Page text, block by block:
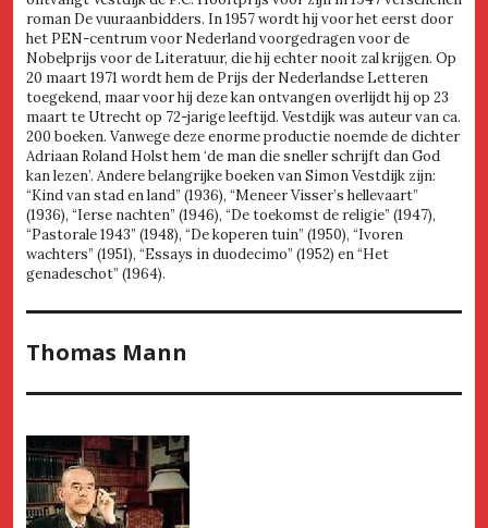
roman De vuuraanbidders. In 1957 wordt hij voor het eerst door
het PEN-centrum voor Nederland voorgedragen voor de
Nobelprijs voor de Literatuur, die hij echter nooit zal krijgen. Op
20 maart 1971 wordt hem de Prijs der Nederlandse Letteren
toegekend, maar voor hij deze kan ontvangen overlijdt hij op 23
maart te Utrecht op 72-jarige leeftijd. Vestdijk was auteur van ca.
200 boeken. Vanwege deze enorme productie noemde de dichter
Adriaan Roland Holst hem ‘de man die sneller schrijft dan God
kan lezen’. Andere belangrijke boeken van Simon Vestdijk zijn:
“Kind van stad en land” (1936), “Meneer Visser’s hellevaart”
(1936), “Ierse nachten” (1946), “De toekomst de religie” (1947),
“Pastorale 1943” (1948), “De koperen tuin” (1950), “Ivoren
wachters” (1951), “Essays in duodecimo” (1952) en “Het
genadeschot” (1964).
Thomas Mann